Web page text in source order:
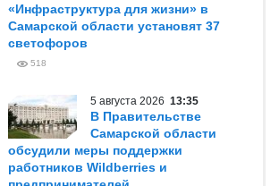
«Инфраструктура для жизни» в
Самарской области установят 37
светофоров
518
5 августа 2026 13:35
В Правительстве
Самарской области
обсудили меры поддержки
работников Wildberries и